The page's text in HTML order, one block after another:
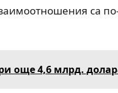
са
още 4,6 млрд.